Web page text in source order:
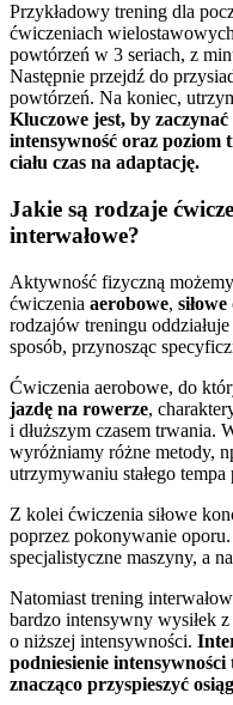
Przykładowy trening dla
ćwiczeniach
powtórzeń w 3 seriach, z
Następnie przejdź do
powtórzeń. Na koniec,
Kluczowe jest, by
intensywność oraz poziom
ciału czas na adaptację.
Jakie są rodzaje
interwałowe?
Aktywność fizyczną
ćwiczenia aerobowe, siłowe
rodzajów treningu
sposób, przynosząc
Ćwiczenia aerobowe, do
jazdę na rowerze,
i dłuższym czasem trwania.
wyróżniamy różne metody,
utrzymywaniu stałego
Z kolei ćwiczenia siłowe
poprzez pokonywanie
specjalistyczne maszyny, a
Natomiast trening
bardzo intensywny wysiłek
o niższej intensywności.
podniesienie
znacząco przyspieszyć